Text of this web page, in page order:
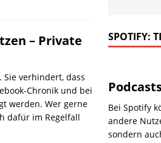
– Private
verhindert, dass
Chronik und bei
werden. Wer gerne
dafür im Regelfall
SPOTIFY:
Bei Spotify
andere
sondern